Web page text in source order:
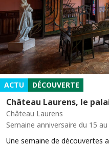
ACTU DÉCOUVERTE
Château Laurens, le
Château Laurens
Semaine anniversaire du 15
Une semaine de découvertes